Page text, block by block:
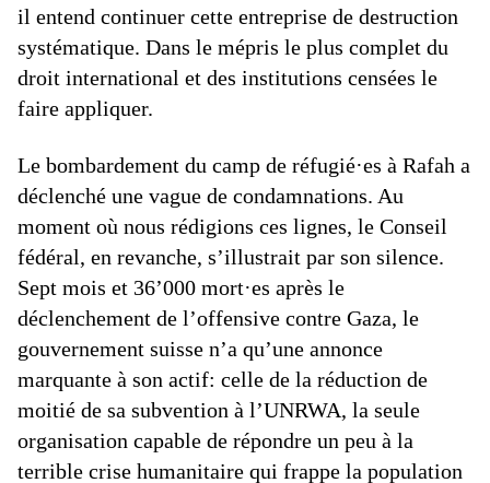
il entend continuer cette entreprise de destruction
systématique. Dans le mépris le plus complet du
droit international et des institutions censées le
faire appliquer.
Le bombardement du camp de réfugié·es à Rafah a
déclenché une vague de condamnations. Au
moment où nous rédigions ces lignes, le Conseil
fédéral, en revanche, s’illustrait par son silence.
Sept mois et 36’000 mort·es après le
déclenchement de l’offensive contre Gaza, le
gouvernement suisse n’a qu’une annonce
marquante à son actif: celle de la réduction de
moitié de sa subvention à l’UNRWA, la seule
organisation capable de répondre un peu à la
terrible crise humanitaire qui frappe la population